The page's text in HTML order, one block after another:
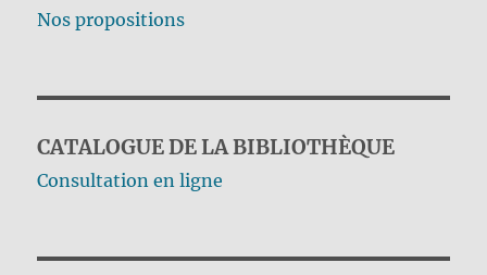
Nos propositions
CATALOGUE DE LA BIBLIOTHÈQUE
Consultation en ligne